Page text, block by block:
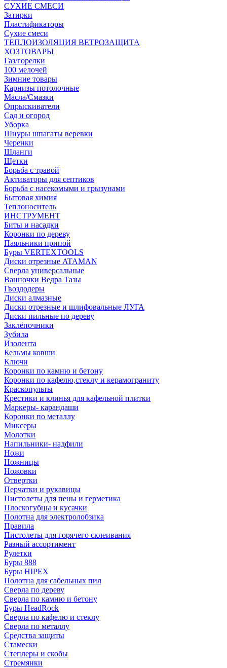
СУХИЕ СМЕСИ
Затирки
Пластификаторы
Сухие смеси
ТЕПЛОИЗОЛЯЦИЯ ВЕТРОЗАЩИТА
ХОЗТОВАРЫ
Газ/горелки
100 мелочей
Зимние товары
Карнизы потолочные
Масла/Смазки
Опрыскиватели
Сад и огород
Уборка
Шнуры шпагаты веревки
Черенки
Шланги
Щетки
Борьба с травой
Активаторы для септиков
Борьба с насекомыми и грызунами
Бытовая химия
Теплоноситель
ИНСТРУМЕНТ
Биты и насадки
Коронки по дереву
Паяльники припой
Буры VERTEXTOOLS
Диски отрезные ATAMAN
Сверла универсальные
Ванночки Ведра Тазы
Гвоздодеры
Диски алмазные
Диски отрезные и шлифовальные ЛУГА
Диски пильные по дереву
Заклёпочники
Зубила
Изолента
Кельмы ковши
Ключи
Коронки по камню и бетону
Коронки по кафелю,стеклу и керамограниту
Краскопульты
Крестики и клинья для кафельной плитки
Маркеры- карандаши
Коронки по металлу
Миксеры
Молотки
Напильники- надфили
Ножи
Ножницы
Ножовки
Отвертки
Перчатки и рукавицы
Пистолеты для пены и герметика
Плоскогубцы и кусачки
Полотна для электролобзика
Правила
Пистолеты для горячего склеивания
Разный ассортимент
Рулетки
Буры 888
Буры HIPEX
Полотна для сабельных пил
Сверла по дереву
Сверла по камню и бетону
Буры HeadRock
Сверла по кафелю и стеклу
Сверла по металлу
Средства защиты
Стамески
Степлеры и скобы
Стремянки